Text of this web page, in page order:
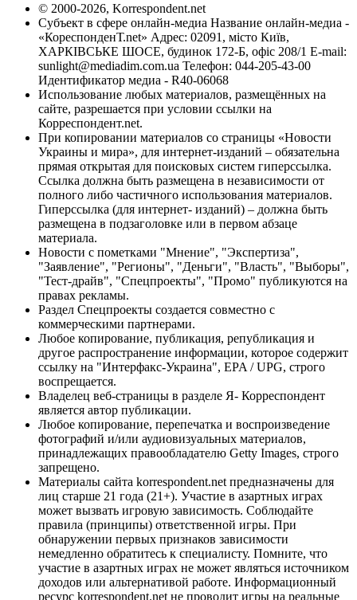
© 2000-2026, Korrespondent.net
Субъект в сфере онлайн-медиа Название онлайн-медиа -
«КореспонденТ.net» Адрес: 02091, місто Київ,
ХАРКІВСЬКЕ ШОСЕ, будинок 172-Б, офіс 208/1 E-mail:
sunlight@mediadim.com.ua Телефон: 044-205-43-00
Идентификатор медиа - R40-06068
Использование любых материалов, размещённых на
сайте, разрешается при условии ссылки на
Корреспондент.net.
При копировании материалов со страницы «Новости
Украины и мира», для интернет-изданий – обязательна
прямая открытая для поисковых систем гиперссылка.
Ссылка должна быть размещена в независимости от
полного либо частичного использования материалов.
Гиперссылка (для интернет- изданий) – должна быть
размещена в подзаголовке или в первом абзаце
материала.
Новости с пометками "Мнение", "Экспертиза",
"Заявление", "Регионы", "Деньги", "Власть", "Выборы",
"Тест-драйв", "Спецпроекты", "Промо" публикуются на
правах рекламы.
Раздел Спецпроекты создается совместно с
коммерческими партнерами.
Любое копирование, публикация, републикация и
другое распространение информации, которое содержит
ссылку на "Интерфакс-Украина", EPA / UPG, строго
воспрещается.
Владелец веб-страницы в разделе Я- Корреспондент
является автор публикации.
Любое копирование, перепечатка и воспроизведение
фотографий и/или аудиовизуальных материалов,
принадлежащих правообладателю Getty Images, строго
запрещено.
Материалы сайта korrespondent.net предназначены для
лиц старше 21 года (21+). Участие в азартных играх
может вызвать игровую зависимость. Соблюдайте
правила (принципы) ответственной игры. При
обнаружении первых признаков зависимости
немедленно обратитесь к специалисту. Помните, что
участие в азартных играх не может являться источником
доходов или альтернативой работе. Информационный
ресурс korrespondent.net не проводит игры на реальные